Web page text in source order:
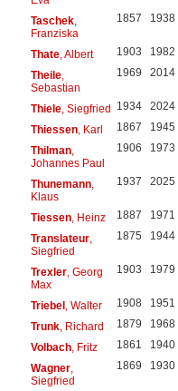
Taschek,
Franziska
1857 1938
Thate, Albert 1903 1982
Theile,
Sebastian
1969 2014
Thiele, Siegfried 1934 2024
Thiessen, Karl 1867 1945
Thilman,
Johannes Paul
1906 1973
Thunemann,
Klaus
1937 2025
Tiessen, Heinz 1887 1971
Translateur,
Siegfried
1875 1944
Trexler, Georg
Max
1903 1979
Triebel, Walter 1908 1951
Trunk, Richard 1879 1968
Volbach, Fritz 1861 1940
Wagner,
Siegfried
1869 1930